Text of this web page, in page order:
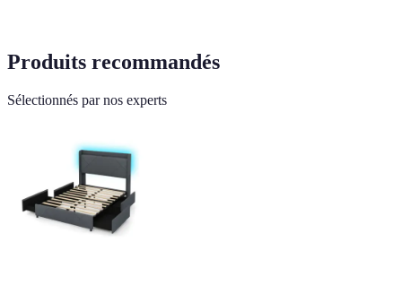
Produits recommandés
Sélectionnés par nos experts